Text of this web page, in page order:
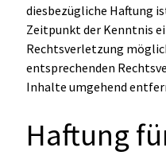
diesbezügliche Haftung
Zeitpunkt der Kenntnis
Rechtsverletzung
entsprechenden
Inhalte umgehend
Haftung